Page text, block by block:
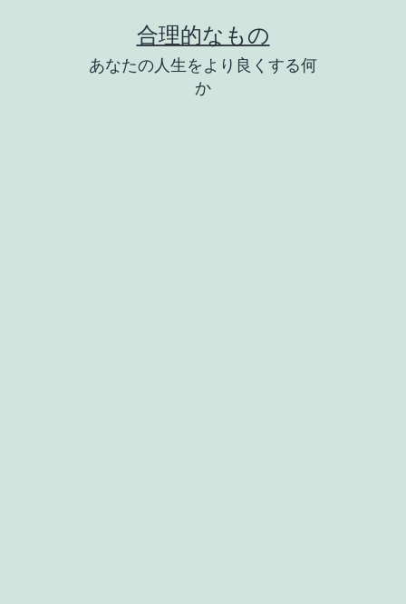
合理的なもの
あなたの人生をより良くする何
か